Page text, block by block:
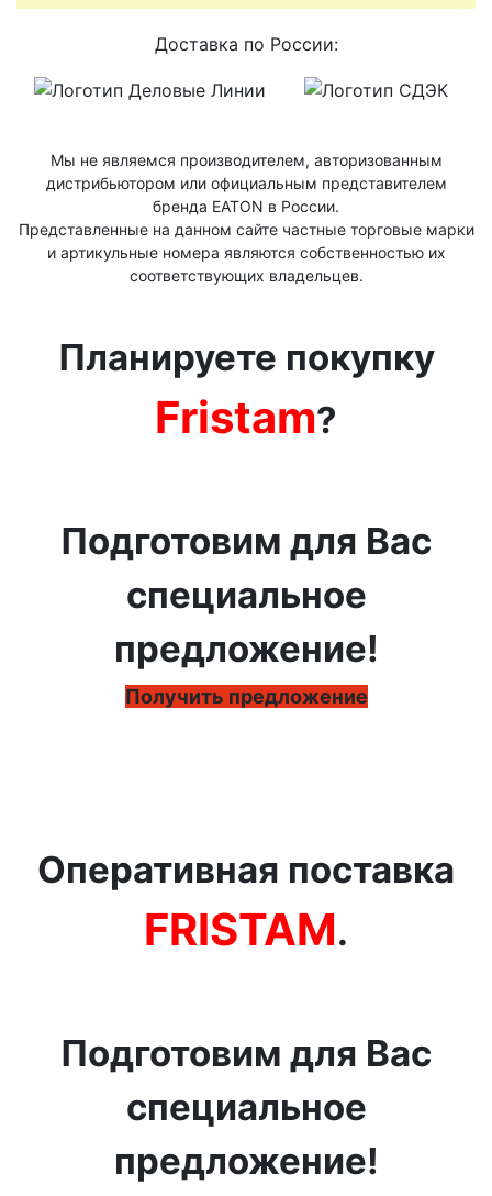
Доставка по России:
Мы не являемся производителем, авторизованным
дистрибьютором или официальным представителем
бренда ЕАТОN в России.
Представленные на данном сайте частные торговые марки
и артикульные номера являются собственностью их
соответствующих владельцев.
Планируете покупку
Fristam?
Подготовим для Вас
специальное
предложение!
Получить предложение
Оперативная поставка
FRISTAM.
Подготовим для Вас
специальное
предложение!